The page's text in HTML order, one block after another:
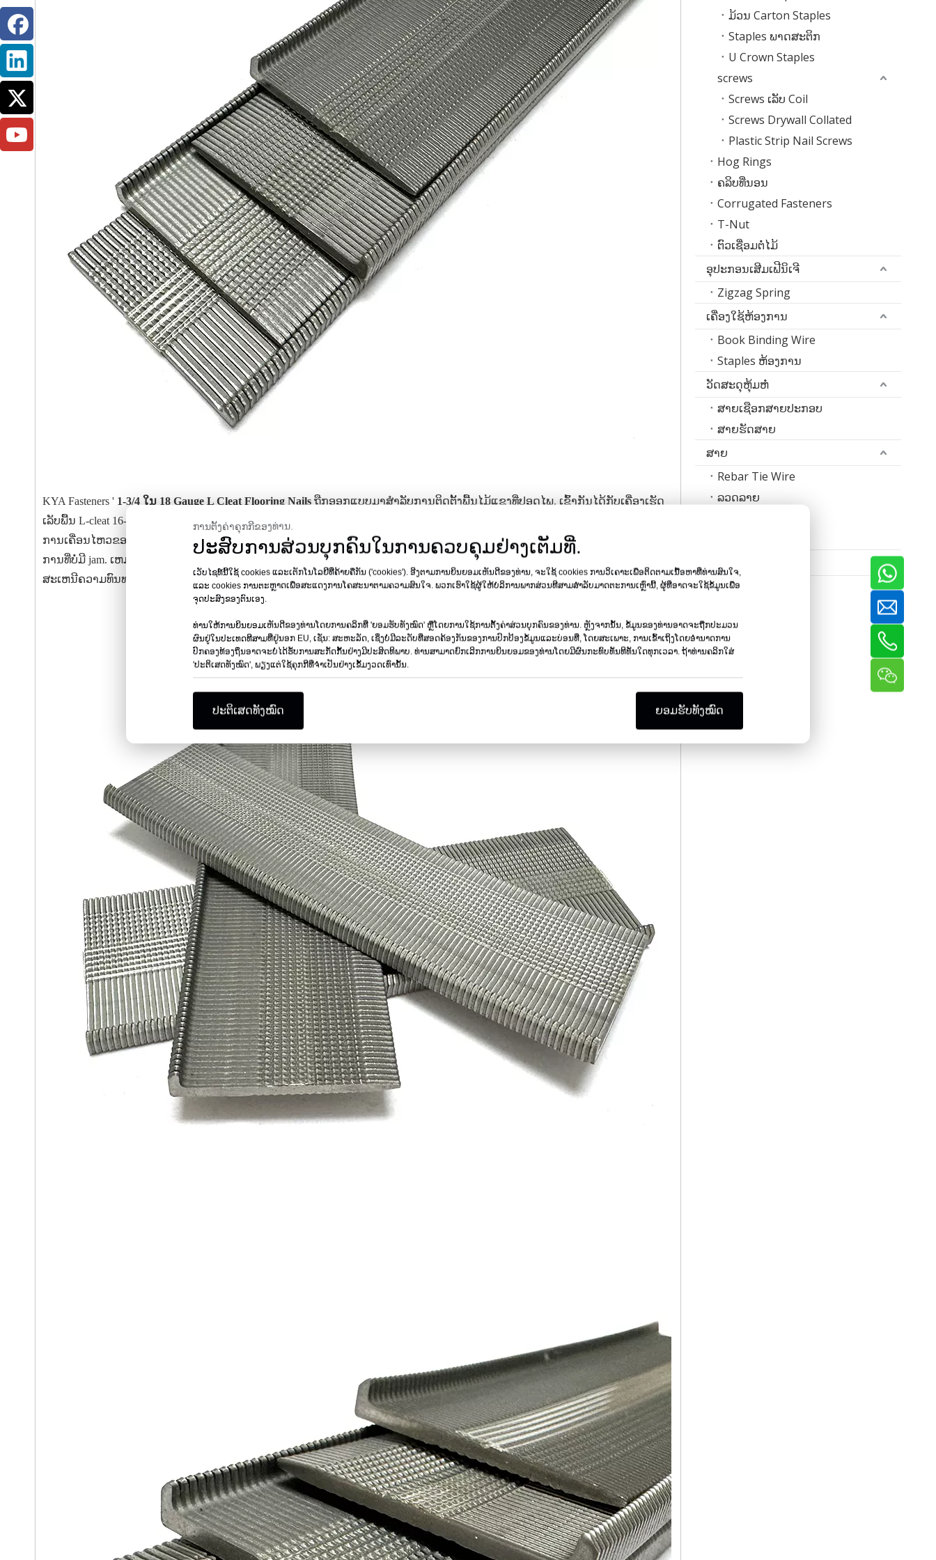
KYA Fasteners ' 1-3/4 ໃນ 18 Gauge L Cleat Flooring Nails ຖືກອອກແບບມາສໍາລັບການຕິດຕັ້ງພື້ນໄມ້ແຂງທີ່ປອດໄພ. ເຂົ້າກັນໄດ້ກັບເຄື່ອງເຮັດ
ເລັບພື້ນ L-cleat 16-gauge ສ່ວນໃຫຍ່, ຕະປູເຫຼັກກາກບອນເຫຼົ່ານີ້ມີລັກສະນະເປັນຫົວຮູບ L ກວ້າງ 7.5 ມມ ແລະ ເປືອກໄມ້ທີ່ກຳນົດໄວ້ເພື່ອປ້ອງກັນ
ການເຄື່ອນໄຫວຂອງພື້ນ. ຈຸດທີ່ຖອກລົງຊ່ວຍຫຼຸດຜ່ອນການແຕກແຍກ, ເຖິງແມ່ນວ່າຢູ່ໃນໄມ້ແຂງ, ໃນຂະນະທີ່ການຕິດກາວຮັບປະກັນການດໍາເນີນ
ການທີ່ບໍ່ມີ jam. ເຫມາະສໍາລັບ 1/2 in. to 3/4 in. ພື້ນໄມ້ແຂງ, ກະດານຕົກແຕ່ງ, ເພດານ, ແລະຊັ້ນລຸ່ມ, ຕະປູເຫຼົ່ານີ້ຖືກຫຸ້ມຫໍ່ດ້ວຍ 1,000 ຊິ້ນຕໍ່ກ່ອງ,
ສະເຫນີຄວາມທົນທານແລະຄວາມແມ່ນຍໍາສໍາລັບໂຄງການພື້ນເຮືອນມືອາຊີບ.
ມ້ວນ Carton Staples
Staples ພາດສະຕິກ
U Crown Staples
screws
Screws ເລັບ Coil
Screws Drywall Collated
Plastic Strip Nail Screws
Hog Rings
ຄລິບທີ່ນອນ
Corrugated Fasteners
T-Nut
ຕົວເຊື່ອມຕໍ່ໄມ້
ອຸປະກອນເສີມເຟີນິເຈີ
Zigzag Spring
ເຄື່ອງໃຊ້ຫ້ອງການ
Book Binding Wire
Staples ຫ້ອງການ
ວັດສະດຸຫຸ້ມຫໍ່
ສາຍເຊືອກສາຍປະກອບ
ສາຍຮັດສາຍ
ສາຍ
Rebar Tie Wire
ລວດລາຍ
ເຄື່ອງເຮັດເລັບ
ການຕັ້ງຄ່າຄຸກກີຂອງທ່ານ.
ປະສົບການສ່ວນບຸກຄົນໃນການຄວບຄຸມຢ່າງເຕັມທີ່.
ເວັບໄຊທ໌ນີ້ໃຊ້ cookies ແລະເຕັກໂນໂລຢີທີ່ຄ້າຍຄືກັນ ('cookies'). ອີງຕາມການຍິນຍອມເຫັນດີຂອງທ່ານ, ຈະໃຊ້ cookies ການວິເຄາະເພື່ອຕິດຕາມເນື້ອຫາທີ່ທ່ານສົນໃຈ,
ແລະ cookies ການຕະຫຼາດເພື່ອສະແດງການໂຄສະນາຕາມຄວາມສົນໃຈ. ພວກເຮົາໃຊ້ຜູ້ໃຫ້ບໍລິການພາກສ່ວນທີສາມສໍາລັບມາດຕະການເຫຼົ່ານີ້, ຜູ້ທີ່ອາດຈະໃຊ້ຂໍ້ມູນເພື່ອ
ຈຸດປະສົງຂອງຕົນເອງ.
ທ່ານໃຫ້ການຍິນຍອມເຫັນດີຂອງທ່ານໂດຍການຄລິກທີ່ 'ຍອມຮັບທັງໝົດ' ຫຼືໂດຍການໃຊ້ການຕັ້ງຄ່າສ່ວນບຸກຄົນຂອງທ່ານ. ຫຼັງຈາກນັ້ນ, ຂໍ້ມູນຂອງທ່ານອາດຈະຖືກປະມວນ
ຜົນຢູ່ໃນປະເທດທີສາມທີ່ຢູ່ນອກ EU, ເຊັ່ນ: ສະຫະລັດ, ເຊິ່ງບໍ່ມີລະດັບທີ່ສອດຄ້ອງກັນຂອງການປົກປ້ອງຂໍ້ມູນແລະບ່ອນທີ່, ໂດຍສະເພາະ, ການເຂົ້າເຖິງໂດຍອໍານາດການ
ປົກຄອງທ້ອງຖິ່ນອາດຈະບໍ່ໄດ້ຮັບການສະກັດກັ້ນຢ່າງມີປະສິດທິພາບ. ທ່ານ​ສາ​ມາດ​ຍົກ​ເລີກ​ການ​ຍິນ​ຍອມ​ຂອງ​ທ່ານ​ໂດຍ​ມີ​ຜົນ​ກະ​ທົບ​ທັນ​ທີ​ທັນ​ໃດ​ທຸກ​ເວ​ລາ​. ຖ້າທ່ານຄລິກໃສ່
'ປະຕິເສດທັງໝົດ', ພຽງແຕ່ໃຊ້ຄຸກກີທີ່ຈໍາເປັນຢ່າງເຂັ້ມງວດເທົ່ານັ້ນ.
ປະຕິເສດທັງໝົດ ຍອມຮັບທັງໝົດ